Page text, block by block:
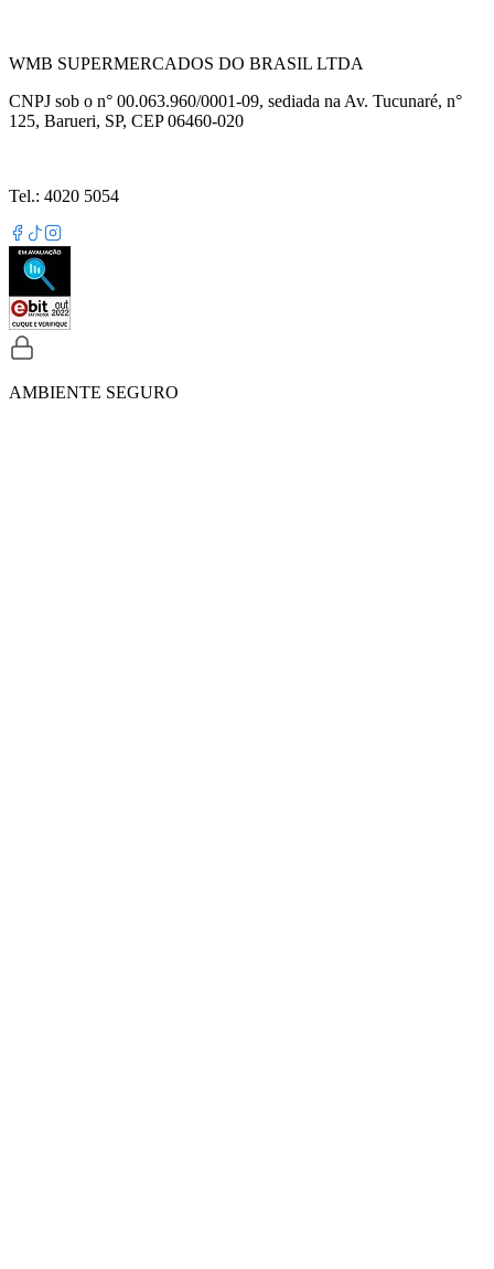
WMB SUPERMERCADOS DO BRASIL LTDA
CNPJ sob o n° 00.063.960/0001-09, sediada na Av. Tucunaré, n°
125, Barueri, SP, CEP 06460-020
Tel.: 4020 5054
AMBIENTE SEGURO